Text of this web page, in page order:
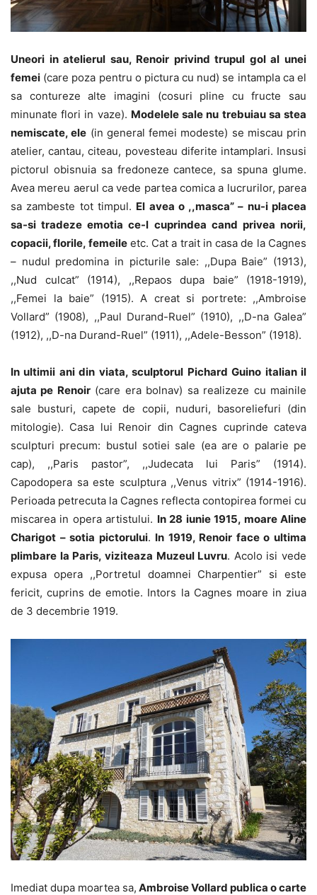
Uneori in atelierul sau, Renoir privind trupul gol al unei
femei (care poza pentru o pictura cu nud) se intampla ca el
sa contureze alte imagini (cosuri pline cu fructe sau
minunate flori in vaze). Modelele sale nu trebuiau sa stea
nemiscate, ele (in general femei modeste) se miscau prin
atelier, cantau, citeau, povesteau diferite intamplari. Insusi
pictorul obisnuia sa fredoneze cantece, sa spuna glume.
Avea mereu aerul ca vede partea comica a lucrurilor, parea
sa zambeste tot timpul. El avea o ,,masca” – nu-i placea
sa-si tradeze emotia ce-l cuprindea cand privea norii,
copacii, florile, femeileetc. Cat a trait in casa de la Cagnes
– nudul predomina in picturile sale: ,,Dupa Baie” (1913),
,,Nud culcat” (1914), ,,Repaos dupa baie” (1918-1919),
,,Femei la baie” (1915). A creat si portrete: ,,Ambroise
Vollard” (1908), ,,Paul Durand-Ruel” (1910), ,,D-na Galea”
(1912), ,,D-na Durand-Ruel” (1911), ,,Adele-Besson” (1918).
In ultimii ani din viata, sculptorul Pichard Guino italian il
ajuta pe Renoir(care era bolnav) sa realizeze cu mainile
sale busturi, capete de copii, nuduri, basoreliefuri (din
mitologie). Casa lui Renoir din Cagnes cuprinde cateva
sculpturi precum: bustul sotiei sale (ea are o palarie pe
cap), ,,Paris pastor”, ,,Judecata lui Paris” (1914).
Capodopera sa este sculptura ,,Venus vitrix” (1914-1916).
Perioada petrecuta la Cagnes reflecta contopirea formei cu
miscarea in opera artistului. In 28 iunie 1915, moare Aline
Charigot – sotia pictorului. In 1919, Renoir face o ultima
plimbare la Paris, viziteaza Muzeul Luvru. Acolo isi vede
expusa opera ,,Portretul doamnei Charpentier” si este
fericit, cuprins de emotie. Intors la Cagnes moare in ziua
de 3 decembrie 1919.
Imediat dupa moartea sa, Ambroise Vollard publica o carte